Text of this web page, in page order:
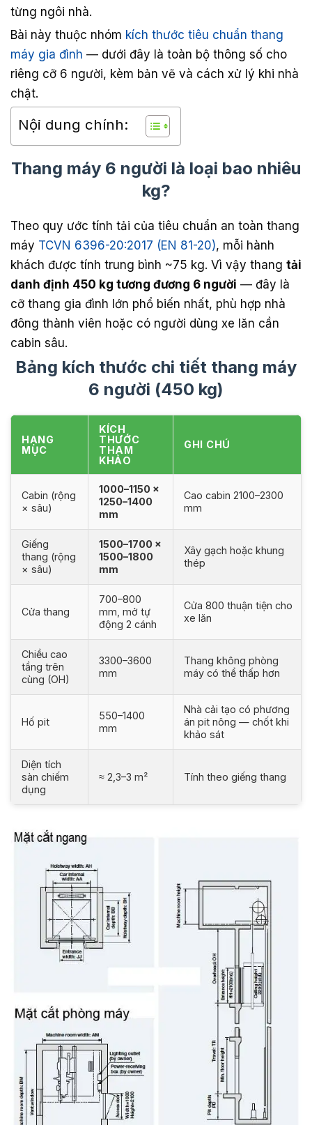
từng ngôi nhà.
Bài này thuộc nhóm kích thước tiêu chuẩn thang
máy gia đình — dưới đây là toàn bộ thông số cho
riêng cỡ 6 người, kèm bản vẽ và cách xử lý khi nhà
chật.
Nội dung chính:
Thang máy 6 người là loại bao nhiêu
kg?
Theo quy ước tính tải của tiêu chuẩn an toàn thang
máy TCVN 6396-20:2017 (EN 81-20), mỗi hành
khách được tính trung bình ~75 kg. Vì vậy thang tải
danh định 450 kg tương đương 6 người — đây là
cỡ thang gia đình lớn phổ biến nhất, phù hợp nhà
đông thành viên hoặc có người dùng xe lăn cần
cabin sâu.
Bảng kích thước chi tiết thang máy
6 người (450 kg)
HẠNG
MỤC
KÍCH
THƯỚC
THAM
KHẢO
GHI CHÚ
Cabin (rộng
× sâu)
1000–1150 ×
1250–1400
mm
Cao cabin 2100–2300
mm
Giếng
thang (rộng
× sâu)
1500–1700 ×
1500–1800
mm
Xây gạch hoặc khung
thép
Cửa thang
700–800
mm, mở tự
động 2 cánh
Cửa 800 thuận tiện cho
xe lăn
Chiều cao
tầng trên
cùng (OH)
3300–3600
mm
Thang không phòng
máy có thể thấp hơn
Hố pit
550–1400
mm
Nhà cải tạo có phương
án pit nông — chốt khi
khảo sát
Diện tích
sàn chiếm
dụng
≈ 2,3–3 m² Tính theo giếng thang